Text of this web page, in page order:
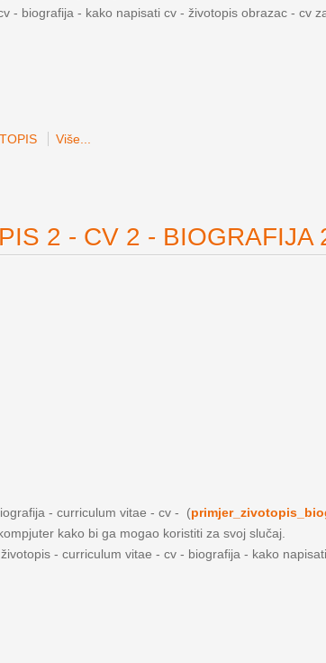
- biografija - kako napisati cv - životopis obrazac - cv
Više...
2 - CV 2 - BIOGRAFIJA
- curriculum vitae - cv - (
kako bi ga mogao koristiti za svoj slučaj.
- curriculum vitae - cv - biografija - kako